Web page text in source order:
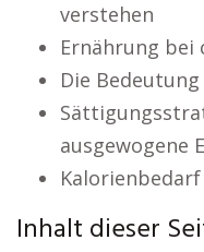
verstehen
Ernährung bei
Die
ausgewogene
Inhalt dieser